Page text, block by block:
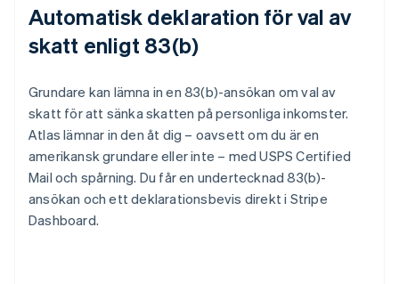
Automatisk deklaration för val av
skatt enligt 83(b)
Grundare kan lämna in en 83(b)-ansökan om val av
skatt för att sänka skatten på personliga inkomster.
Atlas lämnar in den åt dig – oavsett om du är en
amerikansk grundare eller inte – med USPS Certified
Mail och spårning. Du får en undertecknad 83(b)-
ansökan och ett deklarationsbevis direkt i Stripe
Dashboard.